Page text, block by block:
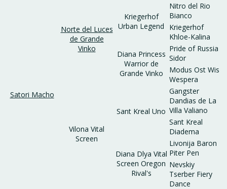
Satori Macho
Norte del Luces
de Grande
Vinko
Kriegerhof
Urban Legend
Nitro del Rio
Bianco
Kriegerhof
Khloe-Kalina
Diana Princess
Warrior de
Grande Vinko
Pride of Russia
Sidor
Modus Ost Wis
Wespera
Vilona Vital
Screen
Sant Kreal Uno
Gangster
Dandias de La
Villa Valiano
Sant Kreal
Diadema
Diana Dlya Vital
Screen Oregon
Rival's
Livonija Baron
Piter Pen
Nevskiy
Tserber Fiery
Dance